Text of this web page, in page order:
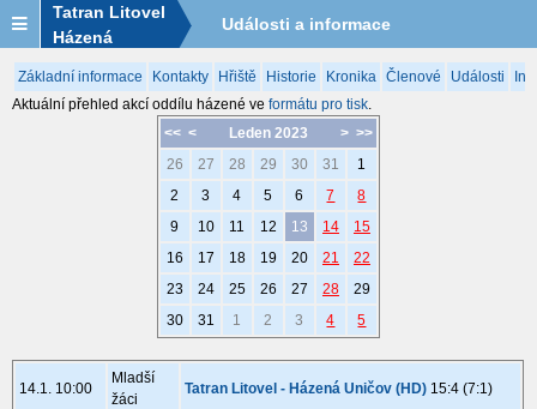
Tatran Litovel
Házená
Události a informace
Základní informace Kontakty Hřiště Historie Kronika Členové Události
Aktuální přehled akcí oddílu házené ve formátu pro tisk.
<< < > >>
Leden 2023
26
27 28 29 30 31
1
2
3 4 5 6 7
8
9
10 11 12 13 14
15
16
17 18 19 20 21
22
23
24 25 26 27 28
29
30
31 1 2 3 4 5
14.1. 10:00
Mladší
žáci
Tatran Litovel - Házená Uničov (HD) 15:4 (7:1)